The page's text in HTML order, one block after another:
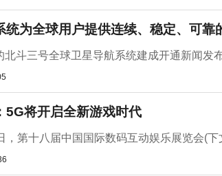
统为全球用户提供连续、稳定、可靠
北斗三号全球卫星导航系统建成开通新闻发
5G将开启全新游戏时代
，第十八届中国国际数码互动娱乐展览会(